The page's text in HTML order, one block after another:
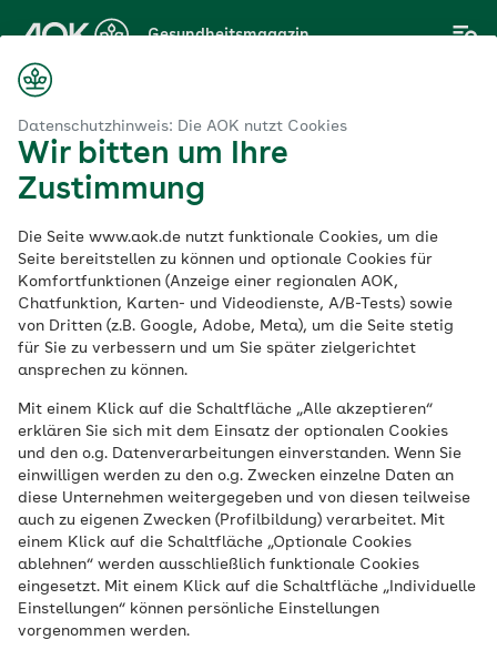
Datenschutzhinweis: Die AOK nutzt Cookies
Wir bitten um Ihre
Zustimmung
Die Seite www.aok.de nutzt funktionale Cookies, um die
Seite bereitstellen zu können und optionale Cookies für
Komfortfunktionen (Anzeige einer regionalen AOK,
Chatfunktion, Karten- und Videodienste, A/B-Tests) sowie
von Dritten (z.B. Google, Adobe, Meta), um die Seite stetig
für Sie zu verbessern und um Sie später zielgerichtet
ansprechen zu können.
Mit einem Klick auf die Schaltfläche „Alle akzeptieren“
erklären Sie sich mit dem Einsatz der optionalen Cookies
und den o.g. Datenverarbeitungen einverstanden. Wenn Sie
einwilligen werden zu den o.g. Zwecken einzelne Daten an
diese Unternehmen weitergegeben und von diesen teilweise
auch zu eigenen Zwecken (Profilbildung) verarbeitet. Mit
einem Klick auf die Schaltfläche „Optionale Cookies
ablehnen“ werden ausschließlich funktionale Cookies
eingesetzt. Mit einem Klick auf die Schaltfläche „Individuelle
Einstellungen“ können persönliche Einstellungen
vorgenommen werden.
Hauptinhalt
springen
Gesundheitsmagazin
Wenn
Freundschaften
zerbrechen
Veröffentlicht am:
19.08.2020 2 Minuten Lesedauer
„Freundschaft, das ist eine Seele in zwei
Körpern“, sagte schon Aristoteles. Doch
manchmal werden aus einer Seele wieder
zwei und die Freundschaft geht zu Ende.
Was uns dann helfen kann.